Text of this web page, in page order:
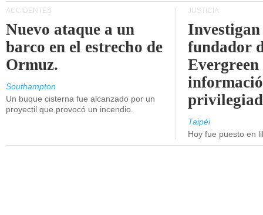
ACCIDENTES
Nuevo ataque a un
barco en el estrecho de
Ormuz.
Southampton
Un buque cisterna fue alcanzado por un
proyectil que provocó un incendio.
JUSTICIA
fundador
Taipéi
Hoy fue puesto en